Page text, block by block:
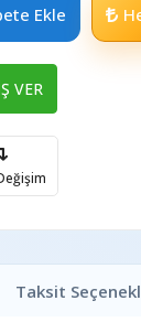
Ekle
VER
Taksit